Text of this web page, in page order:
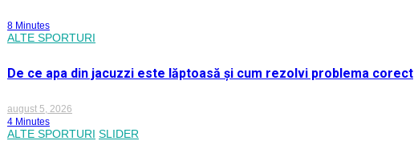
8 Minutes
ALTE SPORTURI
De ce apa din jacuzzi este lăptoasă și cum rezolvi problema corect
august 5, 2026
4 Minutes
ALTE SPORTURI SLIDER